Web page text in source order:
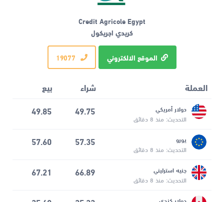
Credit Agricole Egypt
كريدي اجريكول
الموقع الالكتروني 19077
العملة شراء بيع
دولار أمريكي
التحديث: منذ 8 دقائق
49.75
49.85
يورو
التحديث: منذ 8 دقائق
57.35
57.60
جنيه استرليني
التحديث: منذ 8 دقائق
66.89
67.21
دولار كندي